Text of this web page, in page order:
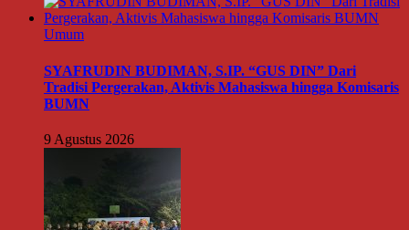
Umum
SYAFRUDIN BUDIMAN, S.IP. “GUS DIN” Dari
Tradisi Pergerakan, Aktivis Mahasiswa hingga Komisaris
BUMN
9 Agustus 2026